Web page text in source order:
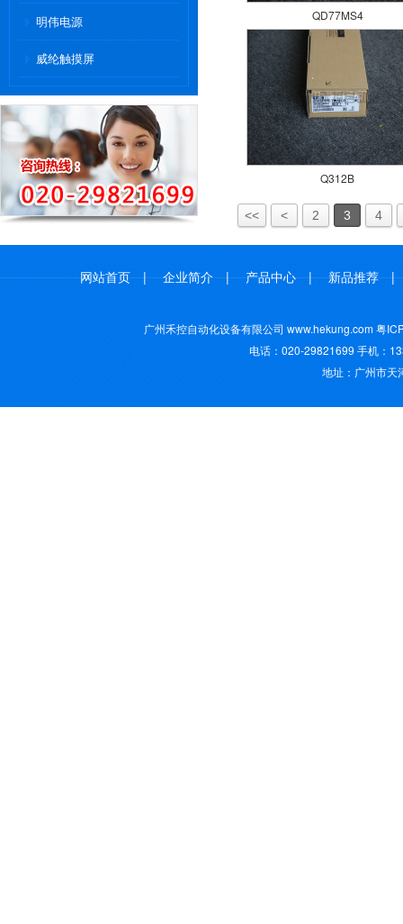
明伟电源
威纶触摸屏
QD77MS4
Q312B
<< < 2 3 4
网站首页|企业简介|产品中心|新品推荐
广州禾控自动化设备有限公司 www.hekung.com粤
电话：020-29821699 手机：
地址：广州市天